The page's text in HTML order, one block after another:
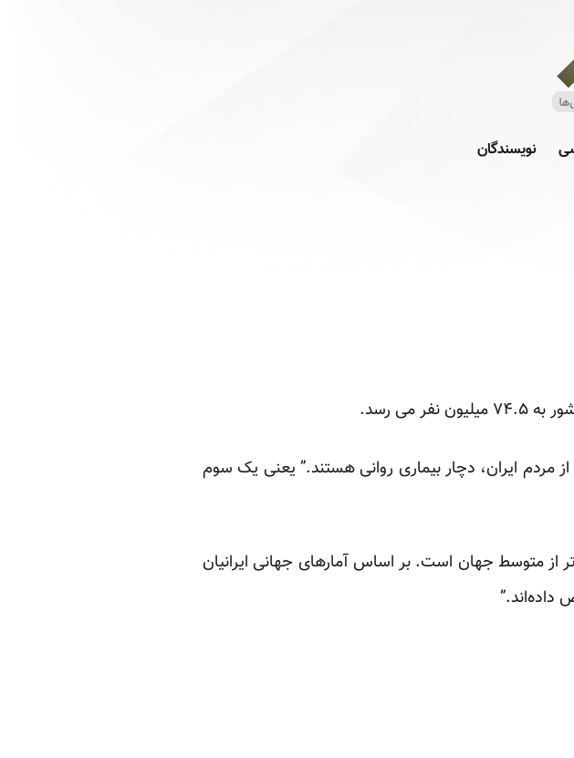
نویسندگان
علمی دانشگاه علوم پزشکی تهران می گوید: “۳۵ درصد از مردم ایران، دچار بیماری روانی هستند.” یعنی یک سوم
از متوسط جهان است. بر اساس آمارهای جهانی ایرانیان
داده‌اند.”